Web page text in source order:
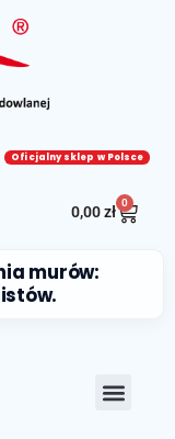
Oficjalny sklep w Polsce
0,00zł
0
murów: